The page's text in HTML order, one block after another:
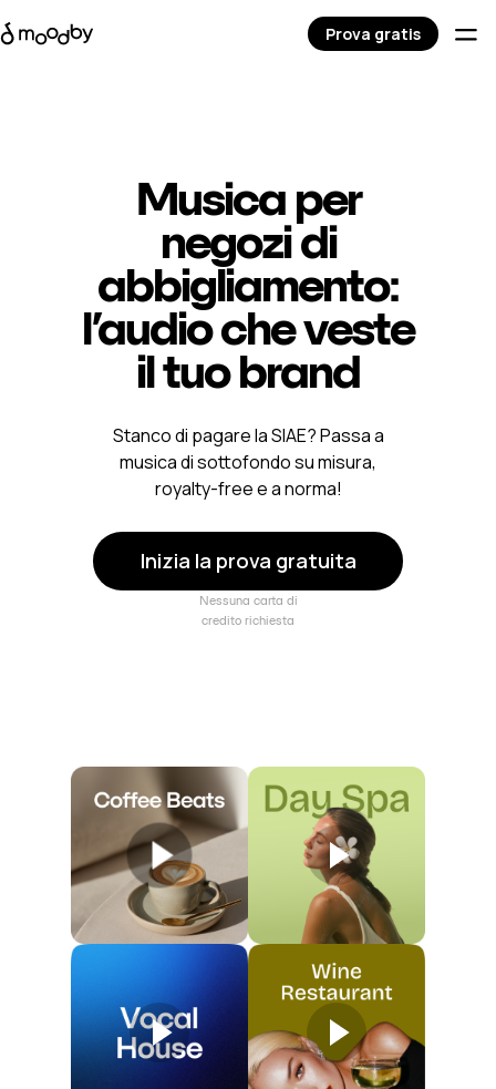
Musica per
negozi di
abbigliamento:
l’audio che veste
il tuo brand
Stanco di pagare la SIAE? Passa a
musica di sottofondo su misura,
royalty-free e a norma!
Inizia la prova gratuita
Nessuna carta di
credito richiesta
Prova gratis